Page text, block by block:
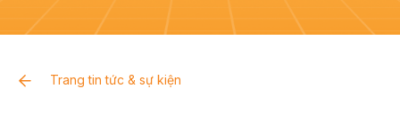
Ưu đãi & Sự kiện
Trang tin tức & sự kiện